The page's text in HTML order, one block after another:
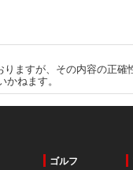
ますが、その内容の正
ねます。
ゴルフ